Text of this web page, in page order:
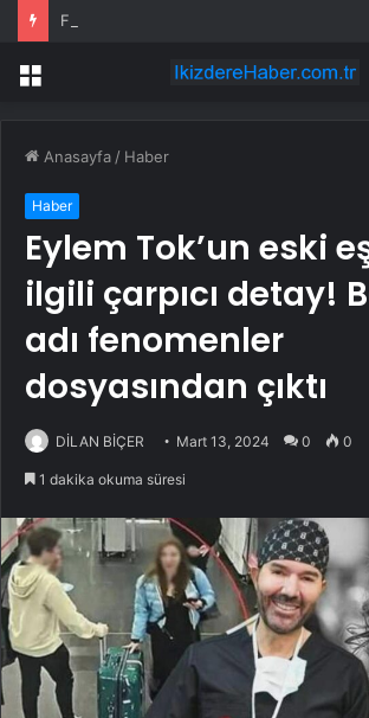
Menü
Anasayfa / Haber
Haber
Eylem Tok’un eski
ilgili çarpıcı detay!
adı fenomenler
dosyasından çıktı
DİLAN BİÇER Mart 13, 2024 0 0
1 dakika okuma süresi